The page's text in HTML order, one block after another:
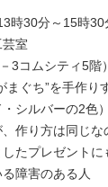
時30分～15時
芸室
コムシティ5階
ぐち”を手作り
バーの2色）
り方は同じな
プレゼントに
障害のある人